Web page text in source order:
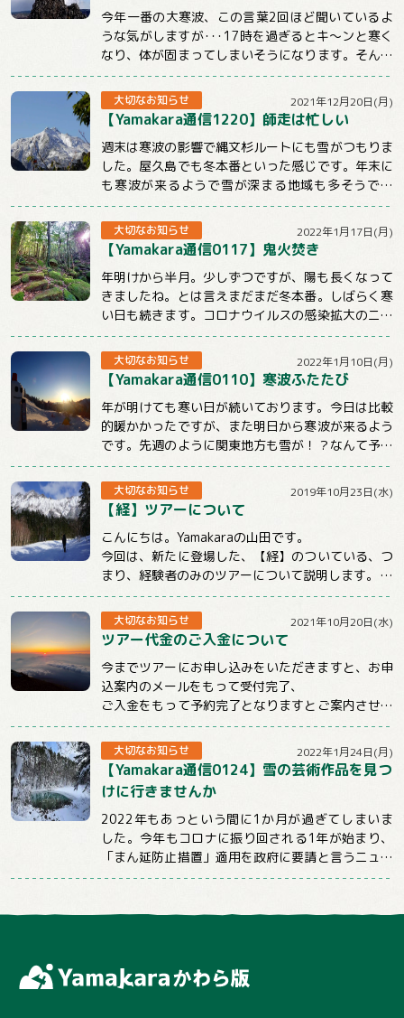
今年一番の大寒波、この言葉2回ほど聞いているよ
うな気がしますが･･･17時を過ぎるとキ～ンと寒く
なり、体が固まってしまいそうになります。そんな
時こそ体を動かしてぽかぽかにしないとだめ...
大切なお知らせ 2021年12月20日(月)
【Yamakara通信1220】師走は忙しい
週末は寒波の影響で縄文杉ルートにも雪がつもりま
した。屋久島でも冬本番といった感じです。年末に
も寒波が来るようで雪が深まる地域も多そうです
ね。今週のメルマガはnewツアーや屋久島ツアー...
大切なお知らせ 2022年1月17日(月)
【Yamakara通信0117】鬼火焚き
年明けから半月。少しずつですが、陽も長くなって
きましたね。とは言えまだまだ冬本番。しばらく寒
い日も続きます。コロナウイルスの感染拡大のニュ
ースも気になる状況ですが、体調管理と感染対策...
大切なお知らせ 2022年1月10日(月)
【Yamakara通信0110】寒波ふたたび
年が明けても寒い日が続いております。今日は比較
的暖かかったですが、また明日から寒波が来るよう
です。先週のように関東地方も雪が！？なんて予報
もチラホラでています。山に行くときもそうでな...
大切なお知らせ 2019年10月23日(水)
【経】ツアーについて
こんにちは。Yamakaraの山田です。
今回は、新たに登場した、【経】のついている、つ
まり、経験者のみのツアーについて説明します。
まず、この【経】のついているツアーは雪山のみ...
大切なお知らせ 2021年10月20日(水)
ツアー代金のご入金について
今までツアーにお申し込みをいただきますと、お申
込案内のメールをもって受付完了、
ご入金をもって予約完了となりますとご案内させて
いただいておりました。
しかしお申込後、そのままご連...
大切なお知らせ 2022年1月24日(月)
【Yamakara通信0124】雪の芸術作品を見つ
けに行きませんか
2022年もあっという間に1か月が過ぎてしまいま
した。今年もコロナに振り回される1年が始まり、
「まん延防止措置」適用を政府に要請と言うニュー
スばかり目にする日々が続いていますが、コロ...